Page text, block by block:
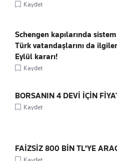
Kaydet
Schengen kapılarında
Türk vatandaşlarını da
Eylül kararı!
Kaydet
BORSANIN 4 DEVİ İÇİN
Kaydet
FAİZSİZ 800 BİN TL'YE